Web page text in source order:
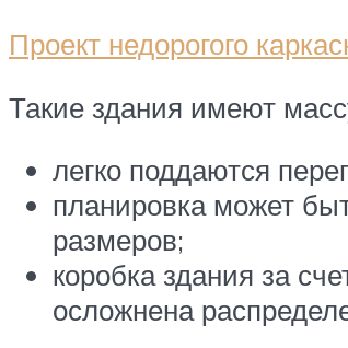
Проект недорогого
Такие здания имеют
легко поддаются
планировка может
размеров;
коробка здания за
осложнена